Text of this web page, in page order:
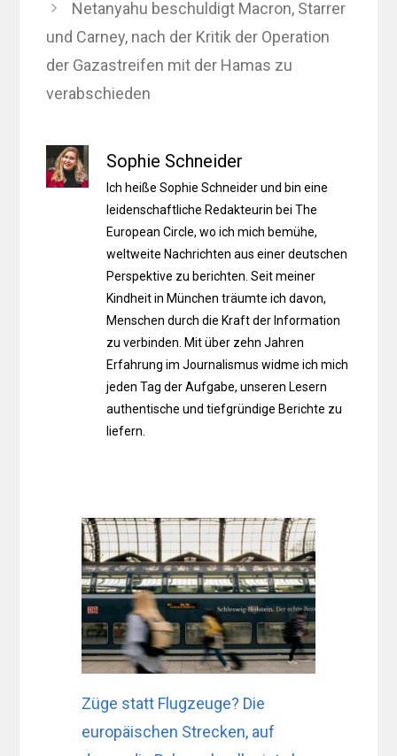
Netanyahu beschuldigt Macron, Starrer
und Carney, nach der Kritik der Operation
der Gazastreifen mit der Hamas zu
verabschieden
Sophie Schneider
Ich heiße Sophie Schneider und bin eine
leidenschaftliche Redakteurin bei The
European Circle, wo ich mich bemühe,
weltweite Nachrichten aus einer deutschen
Perspektive zu berichten. Seit meiner
Kindheit in München träumte ich davon,
Menschen durch die Kraft der Information
zu verbinden. Mit über zehn Jahren
Erfahrung im Journalismus widme ich mich
jeden Tag der Aufgabe, unseren Lesern
authentische und tiefgründige Berichte zu
liefern.
Züge statt Flugzeuge? Die
europäischen Strecken, auf